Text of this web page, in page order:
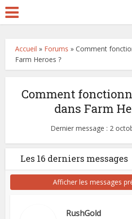
Accueil » Forums »Comment
Farm Heroes ?
Comment
dans Farm
Dernier message : 2
Les 16 derniers messages
Afficher les messages
RushGold